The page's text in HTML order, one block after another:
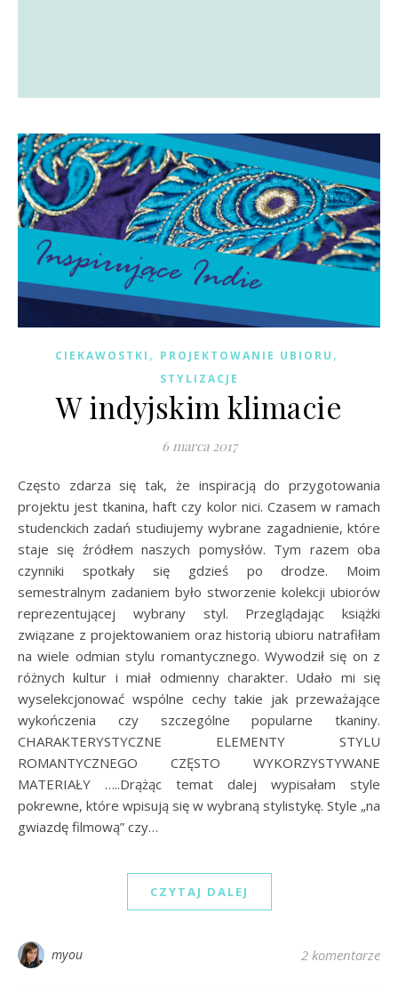
CIEKAWOSTKI , PROJEKTOWANIE UBIORU ,
STYLIZACJE
W indyjskim klimacie
6 marca 2017
Często zdarza się tak, że inspiracją do przygotowania
projektu jest tkanina, haft czy kolor nici. Czasem w ramach
studenckich zadań studiujemy wybrane zagadnienie, które
staje się źródłem naszych pomysłów. Tym razem oba
czynniki spotkały się gdzieś po drodze. Moim
semestralnym zadaniem było stworzenie kolekcji ubiorów
reprezentującej wybrany styl. Przeglądając książki
związane z projektowaniem oraz historią ubioru natrafiłam
na wiele odmian stylu romantycznego. Wywodził się on z
różnych kultur i miał odmienny charakter. Udało mi się
wyselekcjonować wspólne cechy takie jak przeważające
wykończenia czy szczególne popularne tkaniny.
CHARAKTERYSTYCZNE ELEMENTY STYLU
ROMANTYCZNEGO CZĘSTO WYKORZYSTYWANE
MATERIAŁY …..Drążąc temat dalej wypisałam style
pokrewne, które wpisują się w wybraną stylistykę. Style „na
gwiazdę filmową” czy…
CZYTAJ DALEJ
myou 2 komentarze